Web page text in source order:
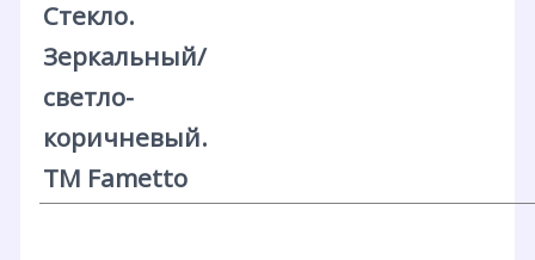
Стекло.
Зеркальный/
светло-
коричневый.
ТМ Fametto